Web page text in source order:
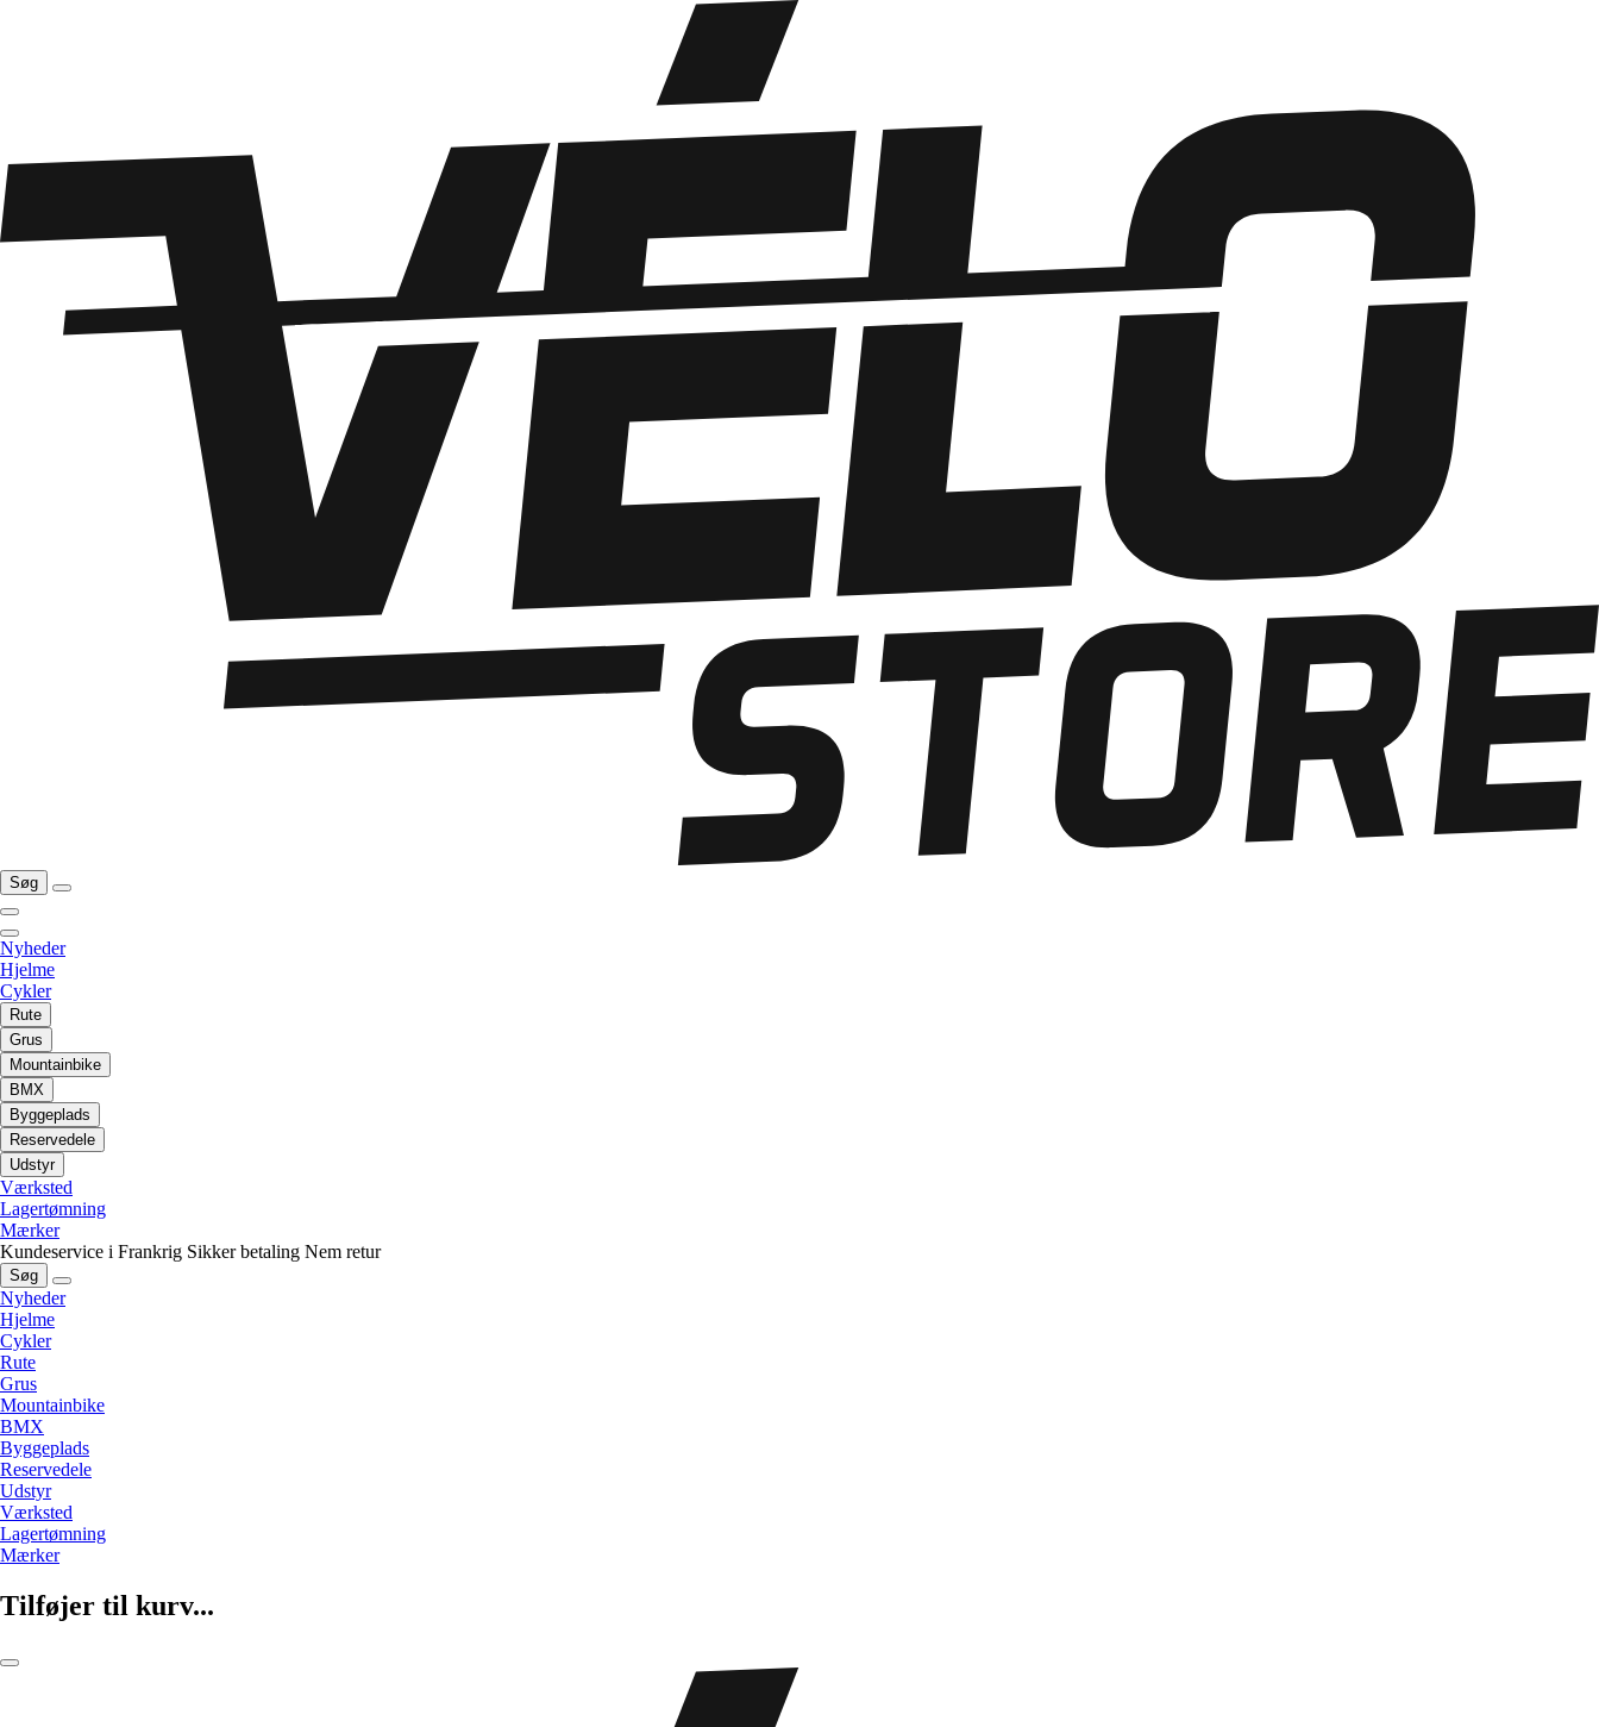
Søg
Nyheder
Hjelme
Cykler
Rute
Grus
Mountainbike
BMX
Byggeplads
Reservedele
Udstyr
Værksted
Lagertømning
Mærker
Kundeservice i Frankrig Sikker betaling Nem retur
Søg
Nyheder
Hjelme
Cykler
Rute
Grus
Mountainbike
BMX
Byggeplads
Reservedele
Udstyr
Værksted
Lagertømning
Mærker
Tilføjer til kurv...